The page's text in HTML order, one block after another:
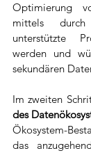
Optimierung
mittels durch
unterstützte
werden und
sekundären
Im zweiten
des
Ökosystem-
das